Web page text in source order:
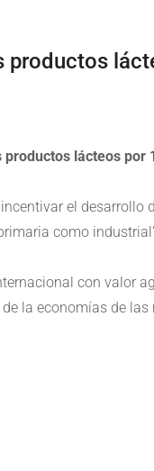
productos
lácteos por
el desarrollo
como
con valor
la economías de las